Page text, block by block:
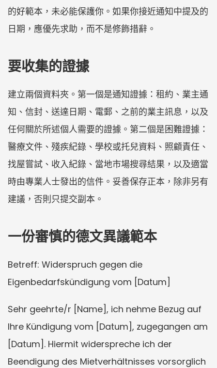
的好範本，未必能保護你。如果你接近通知中提及的
日期，應優先求助，而不是修飾措辭。
要收集的證據
建立兩個資料夾。第一個是通知證據：租約、業主通
知、信封、送達日期、電郵、之前的業主訊息，以及
任何關於所述個人需要的證據。第二個是困難證據：
醫療文件、殘疾紀錄、學校或托兒資料、照顧責任、
找屋嘗試、收入紀錄、當地市場搜尋結果，以及適當
時由專業人士發出的信件。妥善保存正本，除非另有
建議，否則只提交副本。
一份審慎的德文異議範本
Betreff: Widerspruch gegen die
Eigenbedarfskündigung vom [Datum]
Sehr geehrte/r [Name], ich nehme Bezug auf
Ihre Kündigung vom [Datum], zugegangen am
[Datum]. Hiermit widerspreche ich der
Beendigung des Mietverhältnisses vorsorglich